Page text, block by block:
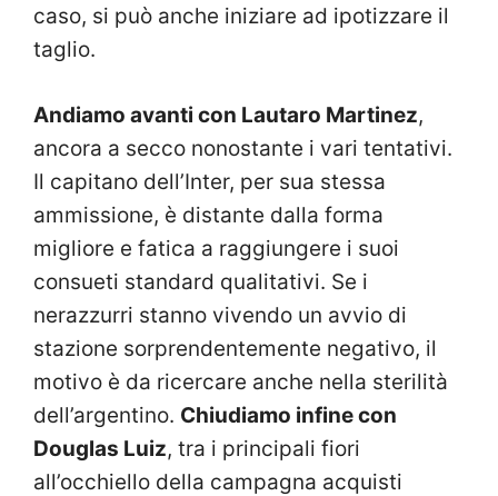
caso, si può anche iniziare ad ipotizzare il
taglio.
Andiamo avanti con Lautaro Martinez,
ancora a secco nonostante i vari tentativi.
Il capitano dell’Inter, per sua stessa
ammissione, è distante dalla forma
migliore e fatica a raggiungere i suoi
consueti standard qualitativi. Se i
nerazzurri stanno vivendo un avvio di
stazione sorprendentemente negativo, il
motivo è da ricercare anche nella sterilità
dell’argentino. Chiudiamo infine con
Douglas Luiz, tra i principali fiori
all’occhiello della campagna acquisti